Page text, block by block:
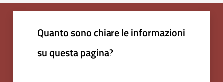
Quanto sono chiare le informazioni
su questa pagina?